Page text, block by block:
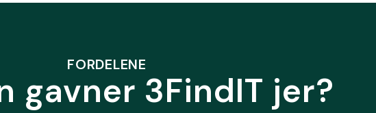
FORDELENE
gavner 3FindIT jer?